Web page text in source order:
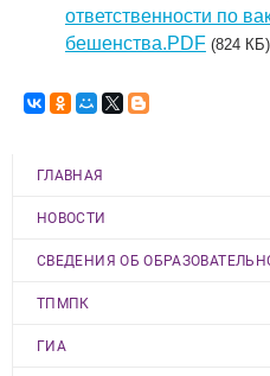
ответственности по
бешенства.PDF (824 КБ)
ГЛАВНАЯ
НОВОСТИ
СВЕДЕНИЯ ОБ
ТПМПК
ГИА